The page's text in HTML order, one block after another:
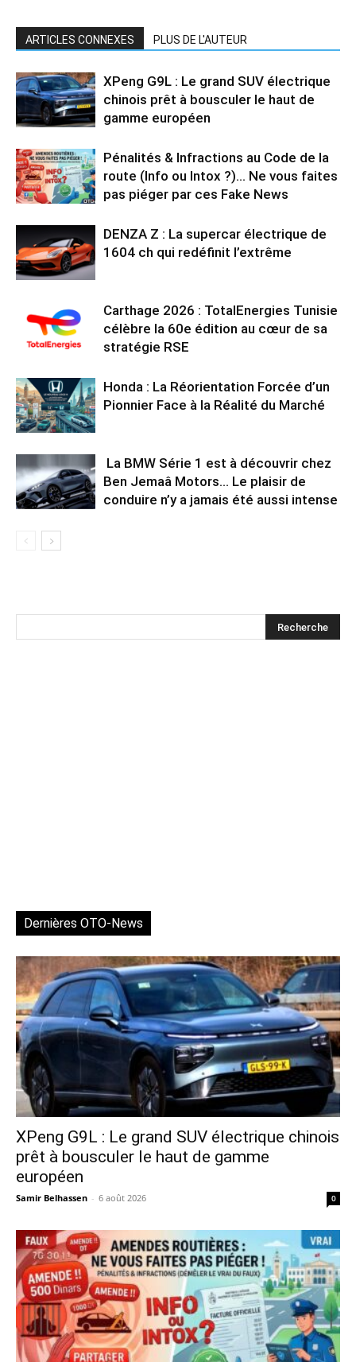
ARTICLES CONNEXES PLUS DE L'AUTEUR
XPeng G9L : Le grand SUV électrique
chinois prêt à bousculer le haut de
gamme européen
Pénalités & Infractions au Code de la
route (Info ou Intox ?)… Ne vous faites
pas piéger par ces Fake News
DENZA Z : La supercar électrique de
1604 ch qui redéfinit l’extrême
Carthage 2026 : TotalEnergies Tunisie
célèbre la 60e édition au cœur de sa
stratégie RSE
Honda : La Réorientation Forcée d’un
Pionnier Face à la Réalité du Marché
La BMW Série 1 est à découvrir chez
Ben Jemaâ Motors… Le plaisir de
conduire n’y a jamais été aussi intense
Dernières OTO-News
XPeng G9L : Le grand SUV électrique chinois
prêt à bousculer le haut de gamme
européen
Samir Belhassen - 6 août 2026 0